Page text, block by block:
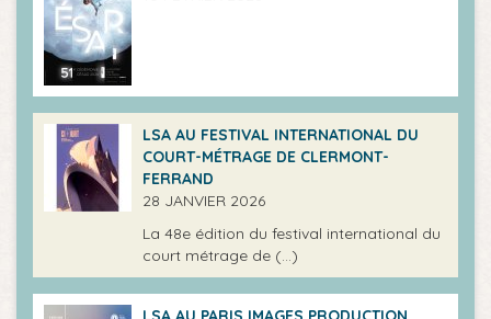
LSA AU FESTIVAL INTERNATIONAL DU
COURT-MÉTRAGE DE CLERMONT-
FERRAND
28 JANVIER 2026
La 48e édition du festival international du
court métrage de (…)